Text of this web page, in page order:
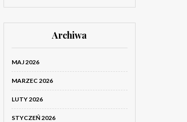
Archiwa
MAJ 2026
MARZEC 2026
LUTY 2026
STYCZEŃ 2026